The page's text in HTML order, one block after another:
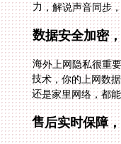
力，解说声音同步
数据安全加密
海外上网隐私很重
技术，你的上网数
还是家里网络，都
售后实时保障